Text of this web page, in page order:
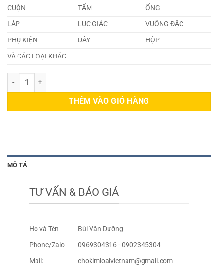
CUỘN TẤM
ỐNG
LÁP
LỤC GIÁC
VUÔNG ĐẶC
PHỤ KIỆN
DÂY
HỘP
VÀ CÁC LOẠI KHÁC
Tấm Inox 304 250mm số lượng
THÊM VÀO GIỎ HÀNG
MÔ TẢ
TƯ VẤN & BÁO GIÁ
Họ và Tên
Bùi Văn Dưỡng
Phone/Zalo
0969304316 - 0902345304
Mail:
chokimloaivietnam@gmail.com